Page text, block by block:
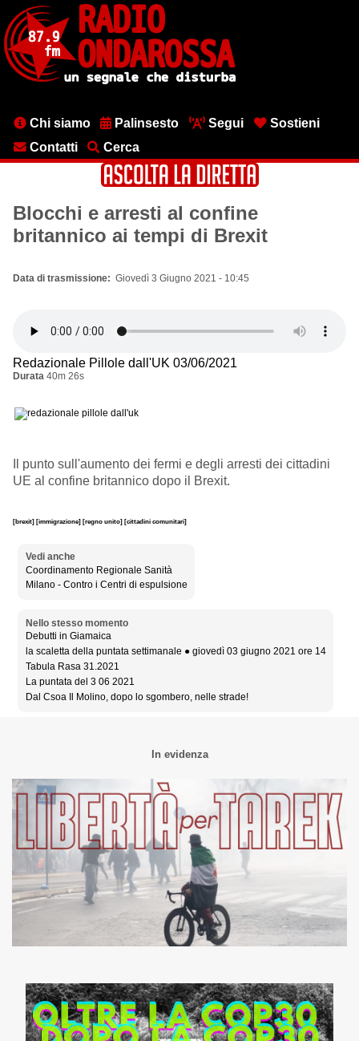
contenuto
principale
MenuChi siamo Palinsesto Segui
Sostieni
Contatti
Cerca
Blocchi e arresti al confine
britannico ai tempi di Brexit
Data di trasmissione Giovedì 3 Giugno 2021 - 10:45
Redazionale Pillole dall'UK 03/06/2021
Durata 40m 26s
Il punto sull'aumento dei fermi e degli arresti dei cittadini
UE al confine britannico dopo il Brexit.
[brexit] [immigrazione] [regno unito] [cittadini comunitari]
Vedi anche
Coordinamento Regionale Sanità
Milano - Contro i Centri di espulsione
Nello stesso momento
Debutti in Giamaica
la scaletta della puntata settimanale ● giovedì 03 giugno 2021 ore 14
Tabula Rasa 31.2021
La puntata del 3 06 2021
Dal Csoa Il Molino, dopo lo sgombero, nelle strade!
In evidenza